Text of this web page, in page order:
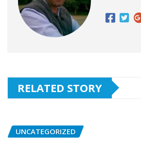
RELATED STORY
UNCATEGORIZED